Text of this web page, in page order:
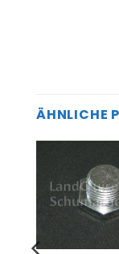
ÄHNLICHE